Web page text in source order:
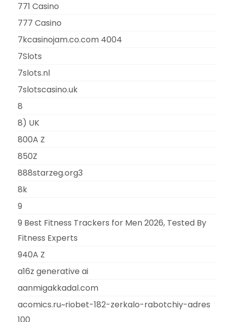
771 Casino
777 Casino
7kcasinojam.co.com 4004
7Slots
7slots.nl
7slotscasino.uk
8
8) UK
800A Z
850Z
888starzeg.org3
8k
9
9 Best Fitness Trackers for Men 2026, Tested By
Fitness Experts
940A Z
a16z generative ai
aanmigakkadal.com
acomics.ru~riobet-182-zerkalo-rabotchiy-adres